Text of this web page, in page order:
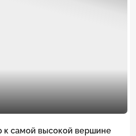
к самой высокой вершине